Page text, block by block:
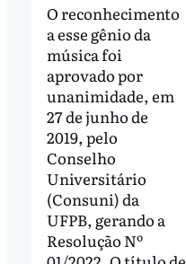
O reconhecimento
a esse gênio da
música foi
aprovado por
unanimidade, em
27 de junho de
2019, pelo
Conselho
Universitário
(Consuni) da
UFPB, gerando a
Resolução Nº